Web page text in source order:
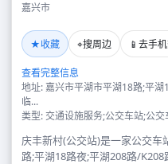
嘉兴市
★收藏 ⌖搜周边 📱 去手
查看完整信息
地址: 嘉兴市平湖市平湖18路;平
临...
类型: 交通设施服务;公交车站;公交
庆丰新村(公交站)是一家公交
路;平湖18路夜;平湖208路/